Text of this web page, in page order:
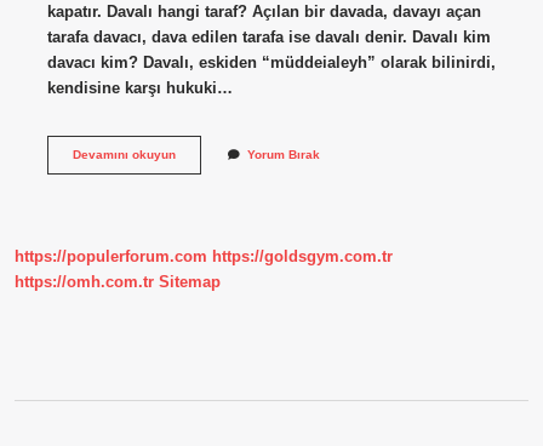
kapatır. Davalı hangi taraf? Açılan bir davada, davayı açan
tarafa davacı, dava edilen tarafa ise davalı denir. Davalı kim
davacı kim? Davalı, eskiden “müddeialeyh” olarak bilinirdi,
kendisine karşı hukuki…
Devamını okuyunDavalı
Yorum Bırak
https://populerforum.com https://goldsgym.com.tr
https://omh.com.tr Sitemap